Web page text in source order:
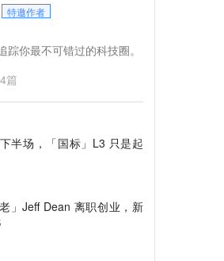
特邀作者
踪你最不可错过的科技圈。
篇
半场，「国标」L3 只是起
」Jeff Dean 离职创业，新